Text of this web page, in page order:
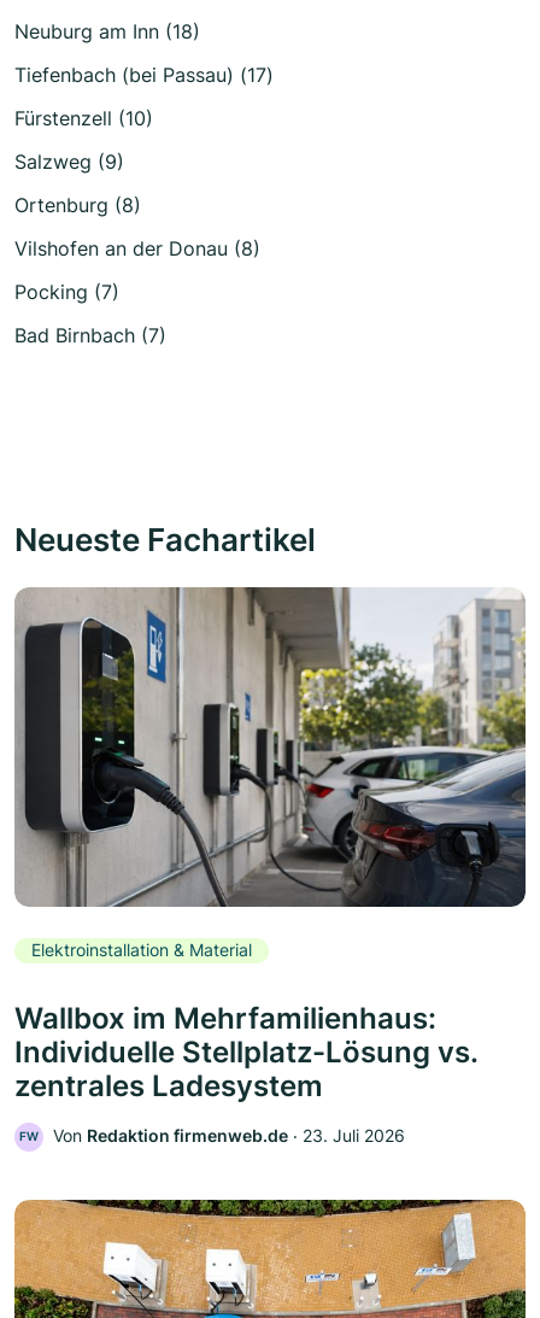
Neuburg am Inn (18)
Tiefenbach (bei Passau) (17)
Fürstenzell (10)
Salzweg (9)
Ortenburg (8)
Vilshofen an der Donau (8)
Pocking (7)
Bad Birnbach (7)
Neueste Fachartikel
Elektroinstallation & Material
Wallbox im Mehrfamilienhaus:
Individuelle Stellplatz-Lösung vs.
zentrales Ladesystem
FW Von Redaktion firmenweb.de ‧ 23. Juli 2026